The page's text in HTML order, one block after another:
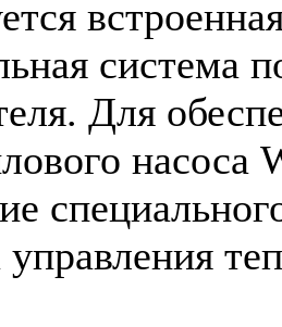
система
Для
управления